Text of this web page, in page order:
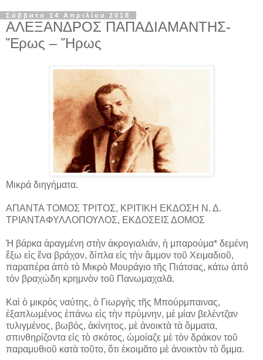
Σάββατο 14 Απριλίου 2018
ΑΛΕΞΑΝΔΡΟΣ ΠΑΠΑΔΙΑΜΑΝΤΗΣ-
Ἔρως – Ἥρως
Μικρά διηγήματα.
ΑΠΑΝΤΑ ΤΟΜΟΣ ΤΡΙΤΟΣ, ΚΡΙΤΙΚΗ ΕΚΔΟΣΗ Ν. Δ.
ΤΡΙΑΝΤΑΦΥΛΛΟΠΟΥΛΟΣ, ΕΚΔΟΣΕΙΣ ΔΟΜΟΣ
Ἡ βάρκα ἀραγμένη στὴν ἀκρογιαλιάν, ἡ μπαρούμα* δεμένη
ἔξω εἰς ἕνα βράχον, δίπλα εἰς τὴν ἄμμον τοῦ Χειμαδιοῦ,
παραπέρα ἀπὸ τὸ Μικρὸ Μουράγιο τῆς Πιάτσας, κάτω ἀπὸ
τὸν βραχώδη κρημνὸν τοῦ Πανωμαχαλᾶ.
Καὶ ὁ μικρὸς ναύτης, ὁ Γιωργὴς τῆς Μπούρμπαινας,
ἐξαπλωμένος ἐπάνω εἰς τὴν πρύμνην, μὲ μίαν βελέντζαν
τυλιγμένος, βωβός, ἀκίνητος, μὲ ἀνοικτὰ τὰ ὄμματα,
σπινθηρίζοντα εἰς τὸ σκότος, ὡμοίαζε μὲ τὸν δράκον τοῦ
παραμυθιοῦ κατὰ τοῦτο, ὅτι ἐκοιμᾶτο μὲ ἀνοικτὸν τὸ ὄμμα.